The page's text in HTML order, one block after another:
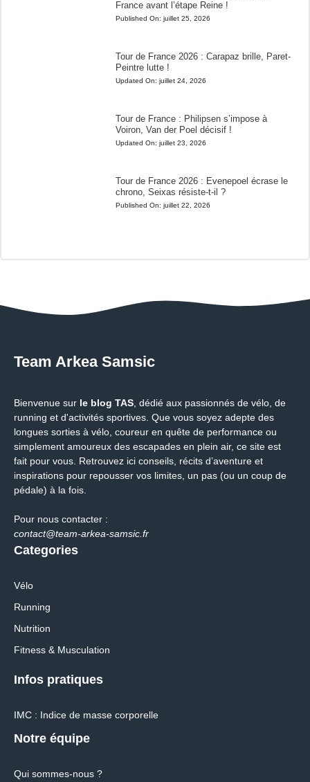
France avant l’étape Reine !
Published On: juillet 25, 2026
Tour de France 2026 : Carapaz brille, Paret-
Peintre lutte !
Updated On: juillet 24, 2026
Tour de France : Philipsen s’impose à
Voiron, Van der Poel décisif !
Updated On: juillet 23, 2026
Tour de France 2026 : Evenepoel écrase le
chrono, Seixas résiste-t-il ?
Published On: juillet 22, 2026
Team Arkea Samsic
Bienvenue sur le blog TAS , dédié aux passionnés de vélo, de
running et d'activités sportives. Que vous soyez adepte des
longues sorties à vélo, coureur en quête de performance ou
simplement amoureux des escapades en plein air, ce site est
fait pour vous. Retrouvez ici conseils, récits d’aventure et
inspirations pour repousser vos limites, un pas (ou un coup de
pédale) à la fois.
Pour nous contacter :
contact@team-arkea-samsic.fr
Categories
Vélo
Running
Nutrition
Fitness & Musculation
Infos pratiques
IMC : Indice de masse corporelle
Notre équipe
Qui sommes-nous ?